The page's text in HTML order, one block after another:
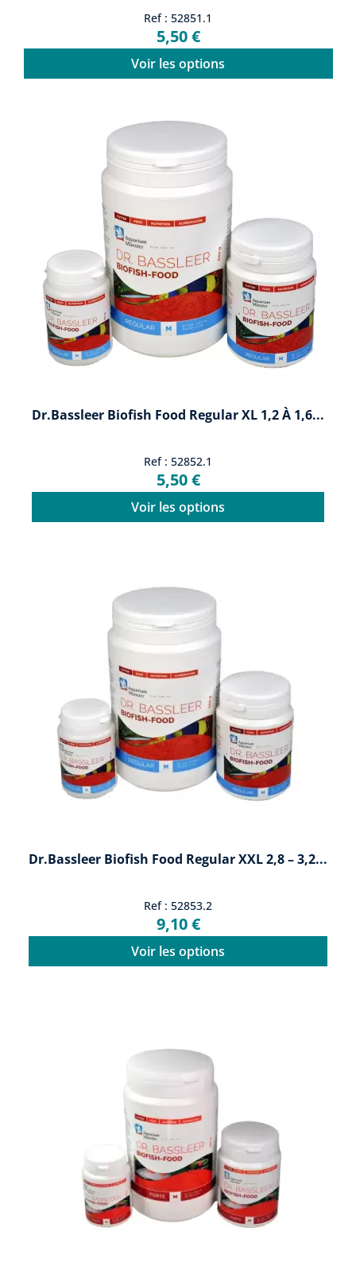
Ref : 52851.1
5,50 €
Voir les options
Dr.Bassleer Biofish Food Regular XL 1,2 À 1,6...
Ref : 52852.1
5,50 €
Voir les options
Dr.Bassleer Biofish Food Regular XXL 2,8 – 3,2...
Ref : 52853.2
9,10 €
Voir les options